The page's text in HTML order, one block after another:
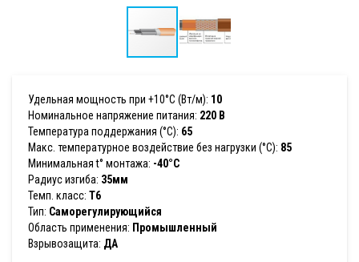
Удельная мощность при +10°С (Вт/м): 10
Номинальное напряжение питания: 220 В
Температура поддержания (°С): 65
Макс. температурное воздействие без нагрузки (°С): 85
Минимальная t° монтажа: -40°С
Радиус изгиба: 35мм
Темп. класс: T6
Тип: Саморегулирующийся
Область применения: Промышленный
Взрывозащита: ДА